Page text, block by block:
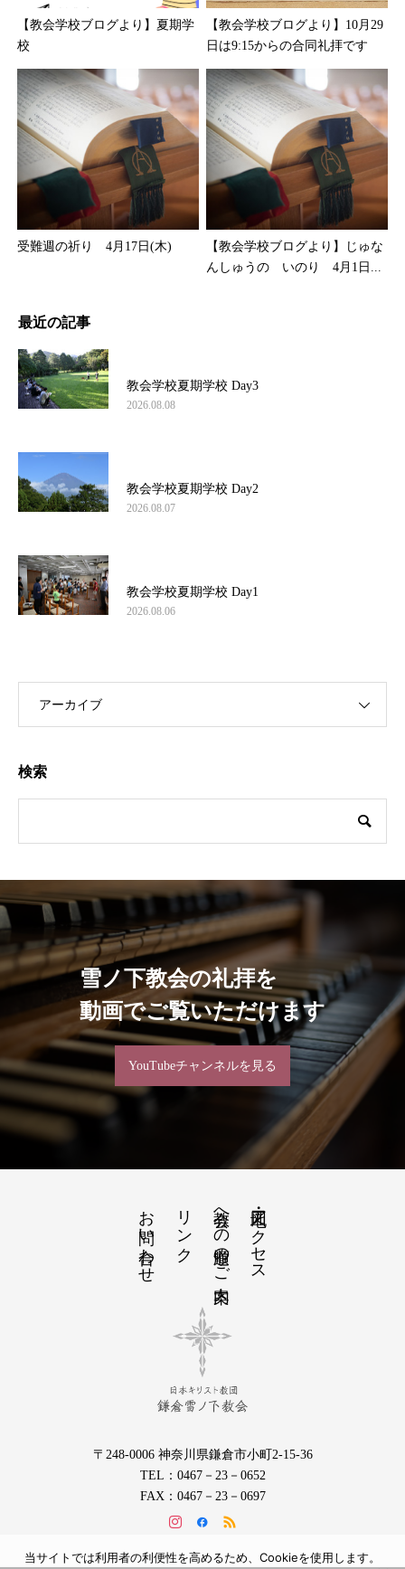
【教会学校ブログより】夏期学
校
【教会学校ブログより】10月29
日は9:15からの合同礼拝です
受難週の祈り 4月17日(木)
【教会学校ブログより】じゅな
んしゅうの いのり 4月1日...
最近の記事
教会学校夏期学校 Day3
2026.08.08
教会学校夏期学校 Day2
2026.08.07
教会学校夏期学校 Day1
2026.08.06
アーカイブ
検索
雪ノ下教会の礼拝を
動画でご覧いただけます
YouTubeチャンネルを見る
地図・アクセス
教会への道順のご案内
リンク
お問い合わせ
〒248-0006 神奈川県鎌倉市小町2-15-36
TEL：0467－23－0652
FAX：0467－23－0697
当サイトでは利用者の利便性を高めるため、Cookieを使用します。